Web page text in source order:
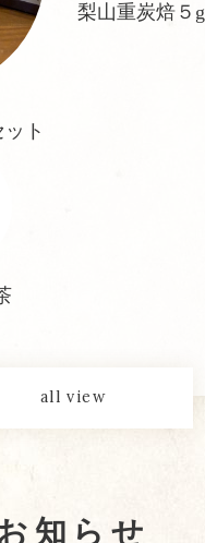
ト
梨山重炭焙５g
all view
知らせ